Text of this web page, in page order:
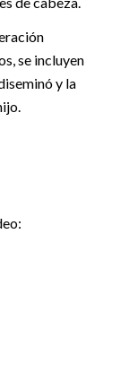
se incluyen
y la